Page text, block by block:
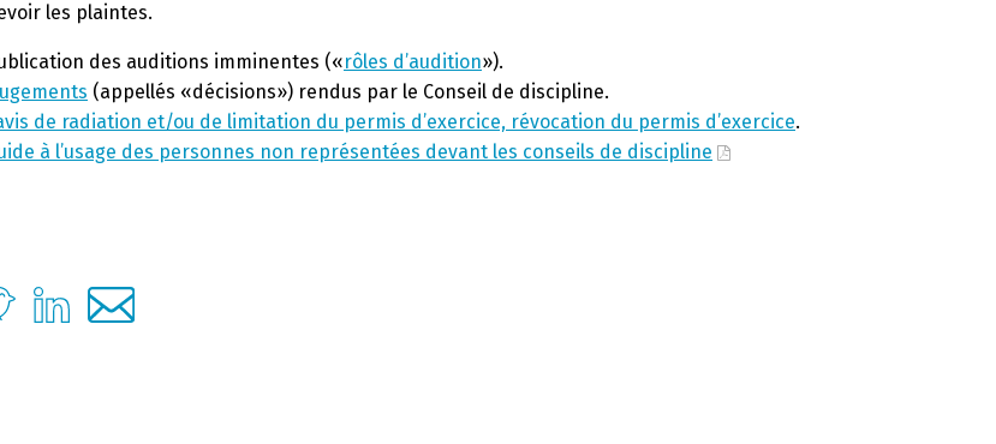
les plaintes.
des auditions imminentes («rôles d’audition»).
(appellés «décisions») rendus par le Conseil de discipline.
de radiation et/ou de limitation du permis d’exercice, révocation du permis d’exercice.
à l’usage des personnes non représentées devant les conseils de discipline